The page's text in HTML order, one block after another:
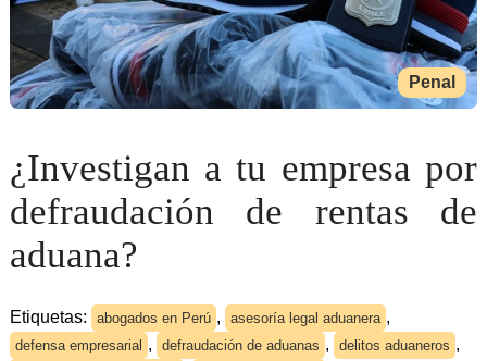
Penal
¿Investigan a tu empresa por
defraudación de rentas de
aduana?
Etiquetas: abogados en Perú , asesoría legal aduanera ,
defensa empresarial , defraudación de aduanas , delitos aduaneros ,